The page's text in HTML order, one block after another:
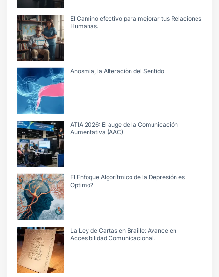
El Camino efectivo para mejorar tus Relaciones
Humanas.
Anosmia, la Alteraciòn del Sentido
ATIA 2026: El auge de la Comunicación
Aumentativa (AAC)
El Enfoque Algorítmico de la Depresión es
Optimo?
La Ley de Cartas en Braille: Avance en
Accesibilidad Comunicacional.